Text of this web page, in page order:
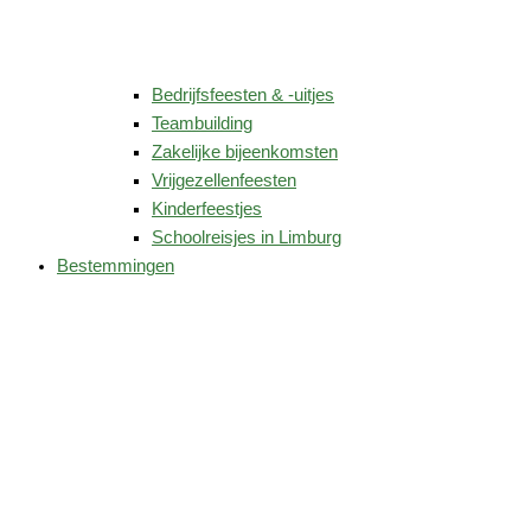
Bedrijfsfeesten & -uitjes
Teambuilding
Zakelijke bijeenkomsten
Vrijgezellenfeesten
Kinderfeestjes
Schoolreisjes in Limburg
Bestemmingen